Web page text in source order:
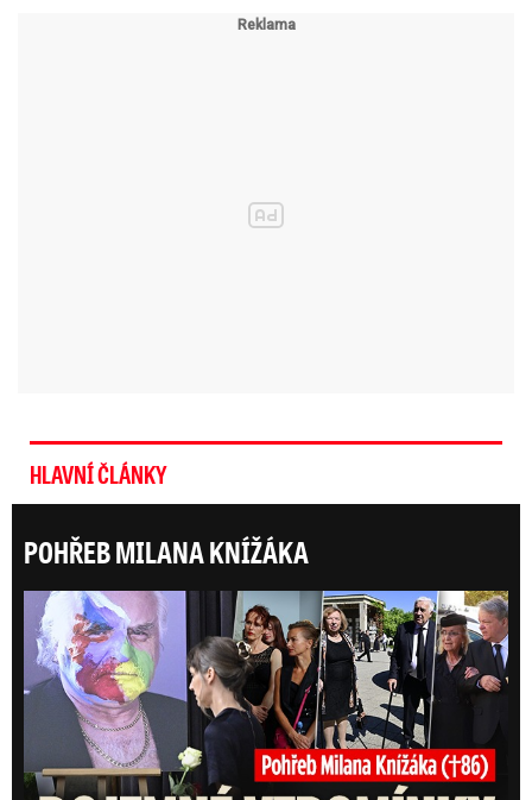
HLAVNÍ ČLÁNKY
POHŘEB MILANA KNÍŽÁKA